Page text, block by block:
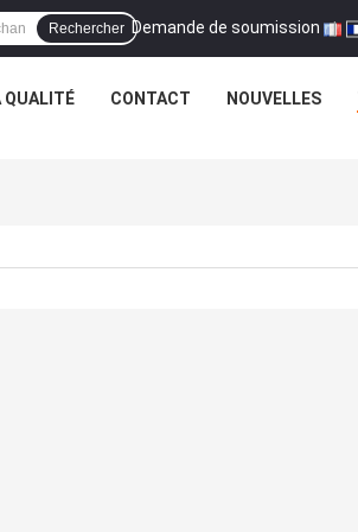
Demande de soumission |
Rechercher
QUALITÉ CONTACT NOUVELLES